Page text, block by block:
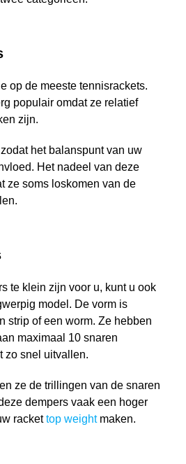
op de meeste tennisrackets.
populair omdat ze relatief
zijn.
het balanspunt van uw
Het nadeel van deze
ze soms loskomen van de
te klein zijn voor u, kunt u ook
model. De vorm is
strip of een worm. Ze hebben
maximaal 10 snaren
zo snel uitvallen.
ze de trillingen van de snaren
dempers vaak een hoger
rackettop weightmaken.